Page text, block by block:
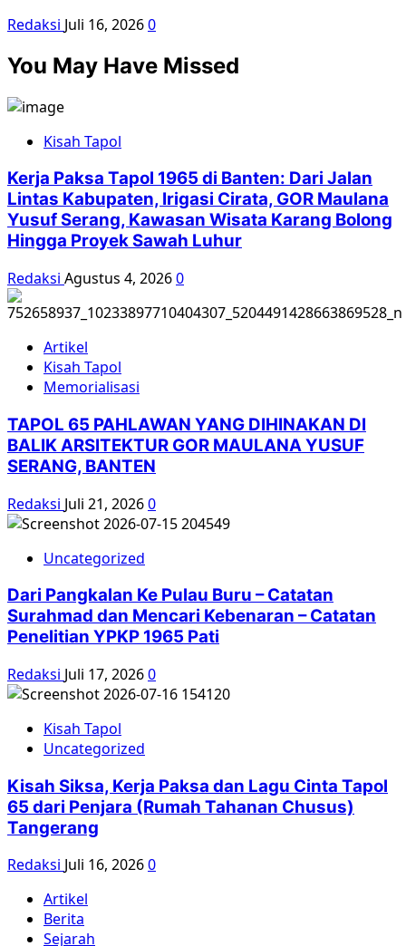
Redaksi Juli 16, 20260
You May Have Missed
Kisah Tapol
Kerja Paksa Tapol 1965 di Banten: Dari Jalan
Lintas Kabupaten, Irigasi Cirata, GOR Maulana
Yusuf Serang, Kawasan Wisata Karang Bolong
Hingga Proyek Sawah Luhur
Redaksi Agustus 4, 20260
Artikel
Kisah Tapol
Memorialisasi
TAPOL 65 PAHLAWAN YANG DIHINAKAN DI
BALIK ARSITEKTUR GOR MAULANA YUSUF
SERANG, BANTEN
Redaksi Juli 21, 20260
Uncategorized
Dari Pangkalan Ke Pulau Buru – Catatan
Surahmad dan Mencari Kebenaran – Catatan
Penelitian YPKP 1965 Pati
Redaksi Juli 17, 20260
Kisah Tapol
Uncategorized
Kisah Siksa, Kerja Paksa dan Lagu Cinta Tapol
65 dari Penjara (Rumah Tahanan Chusus)
Tangerang
Redaksi Juli 16, 20260
Artikel
Berita
Sejarah